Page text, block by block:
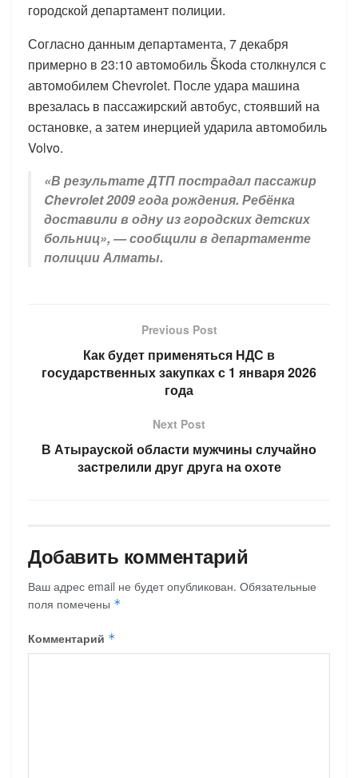
городской департамент полиции.
Согласно данным департамента, 7 декабря
примерно в 23:10 автомобиль Škoda столкнулся с
автомобилем Chevrolet. После удара машина
врезалась в пассажирский автобус, стоявший на
остановке, а затем инерцией ударила автомобиль
Volvo.
«В результате ДТП пострадал пассажир
Chevrolet 2009 года рождения. Ребёнка
доставили в одну из городских детских
больниц», — сообщили в департаменте
полиции Алматы.
Previous Post
Как будет применяться НДС в
государственных закупках с 1 января 2026
года
Next Post
В Атырауской области мужчины случайно
застрелили друг друга на охоте
Добавить комментарий
Ваш адрес email не будет опубликован. Обязательные
поля помечены *
Комментарий *